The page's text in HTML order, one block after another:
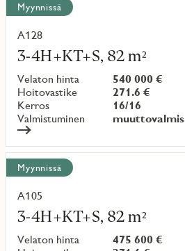
Myynnissä
A128
3-4H+KT+S, 82 m²
Velaton hinta
540 000 €
Hoitovastike
271.6 €
Kerros
16/16
Valmistuminen
muuttovalmis
Lue
lisää
kohteesta
Myynnissä
A105
3-4H+KT+S, 82 m²
Velaton hinta
475 600 €
Lue
lisää
kohteesta